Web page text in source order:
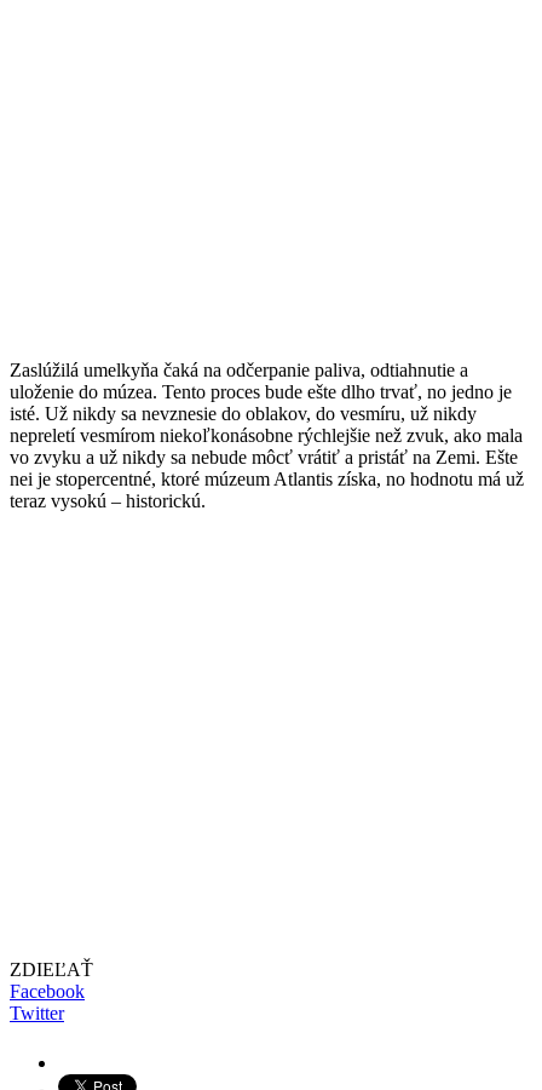
Zaslúžilá umelkyňa čaká na odčerpanie paliva, odtiahnutie a
uloženie do múzea. Tento proces bude ešte dlho trvať, no jedno je
isté. Už nikdy sa nevznesie do oblakov, do vesmíru, už nikdy
nepreletí vesmírom niekoľkonásobne rýchlejšie než zvuk, ako mala
vo zvyku a už nikdy sa nebude môcť vrátiť a pristáť na Zemi. Ešte
nei je stopercentné, ktoré múzeum Atlantis získa, no hodnotu má už
teraz vysokú – historickú.
ZDIEĽAŤ
Facebook
Twitter